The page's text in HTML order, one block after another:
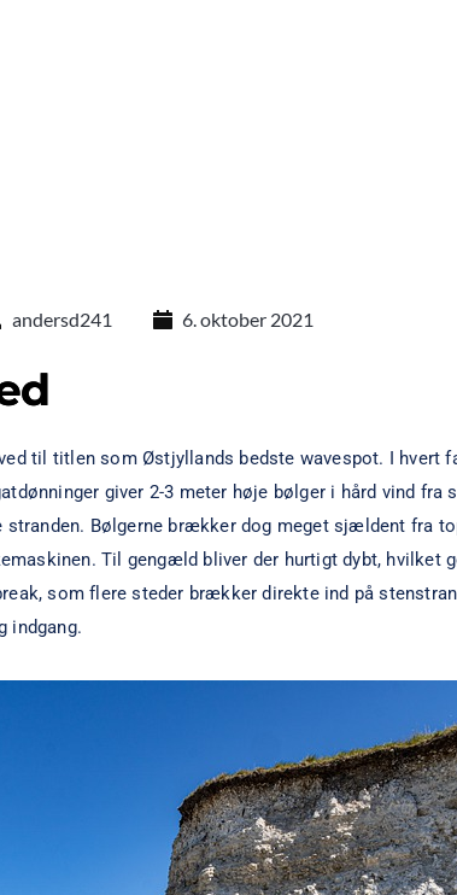
andersd241 6. oktober 2021
til titlen som Østjyllands bedste wavespot. I hvert
giver 2-3 meter høje bølger i hård vind fra
stranden. Bølgerne brækker dog meget sjældent fra
Til gengæld bliver der hurtigt dybt, hvilket
som flere steder brækker direkte ind på
indgang.